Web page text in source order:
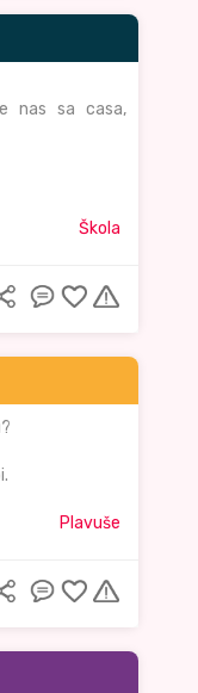
nas sa casa,
Škola
Plavuše